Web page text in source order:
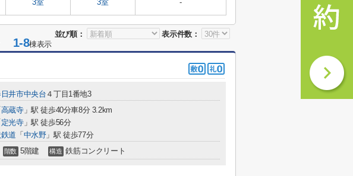
3室 3室 -
並び順：
表示件数：
1-8棟表示
井市中央台 ４丁目1番地3
高蔵寺」駅 徒歩40分車8分 3.2km
定光寺」駅 徒歩56分
道 「 中水野」駅 徒歩77分
階数 5階建 構造 鉄筋コンクリート